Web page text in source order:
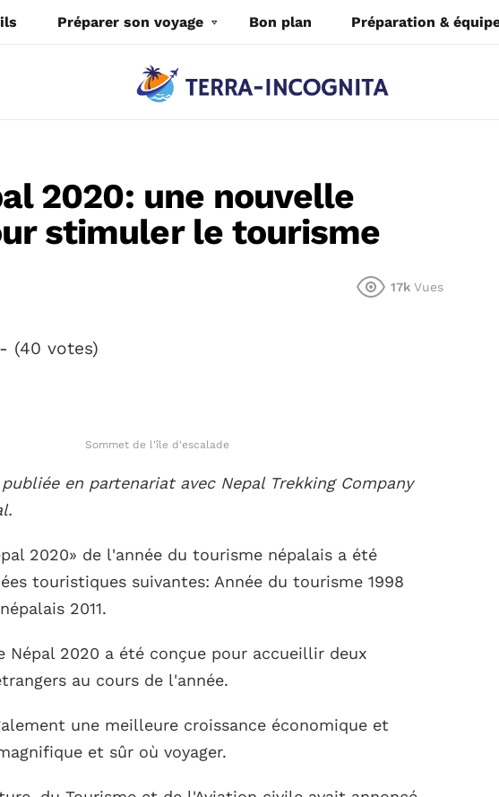
Préparer son voyage Bon plan Préparation &
2020: une nouvelle
stimuler le tourisme
17k Vues
(40 votes)
Sommet de l'île d'escalade
en partenariat avec Nepal Trekking Company
2020» de l'année du tourisme népalais a été
touristiques suivantes: Année du tourisme 1998
2011.
Népal 2020 a été conçue pour accueillir deux
au cours de l'année.
une meilleure croissance économique et
et sûr où voyager.